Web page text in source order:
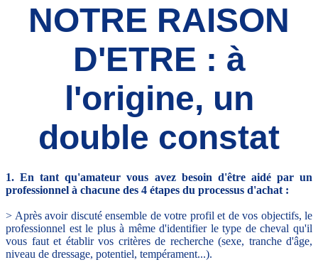
NOTRE RAISON
D'ETRE : à
l'origine, un
double constat
1. En tant qu'amateur vous avez besoin d'être aidé par un
professionnel à chacune des 4 étapes du processus d'achat :
> Après avoir discuté ensemble de votre profil et de vos objectifs, le
professionnel est le plus à même d'identifier le type de cheval qu'il
vous faut et établir vos critères de recherche (sexe, tranche d'âge,
niveau de dressage, potentiel, tempérament...).